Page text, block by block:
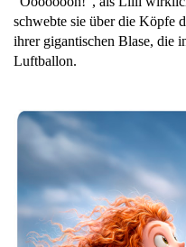
schwebte sie über die Köpfe
ihrer gigantischen Blase, die
Luftballon.